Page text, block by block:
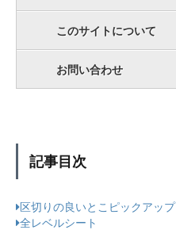
このサイトについて
お問い合わせ
記事目次
区切りの良いとこピックアップ
全レベルシート